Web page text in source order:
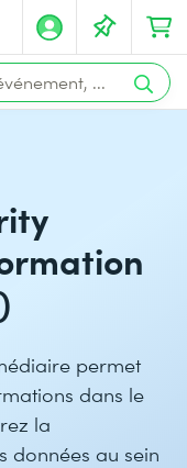
permet
dans le
la
données au sein